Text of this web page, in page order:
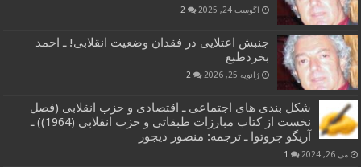
آگوست 24, 2025 2
جنبش اعتلایی در فقدان وضعیت انقلابی! ـ احمد
بخردطبع
ژانویه 25, 2026 2
شکل بندی های اجتماعی ـ اقتصادی و حزب انقلابی (فصل
نخست از کتاب مبارزات طبقاتی و حزب انقلابی (1964)) ـ
آریگو چروتوا ـ ترجمه: منصور دیجور
می 26, 2024 1